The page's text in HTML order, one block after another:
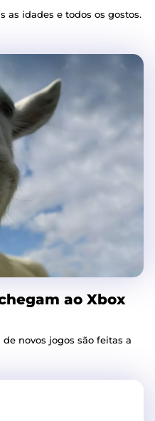
as idades e todos os gostos.
ao Xbox
de novos jogos são feitas a